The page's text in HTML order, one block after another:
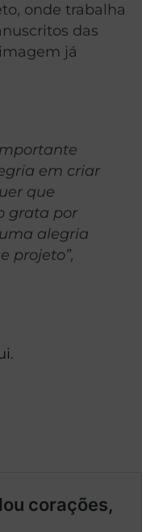
onde trabalha
das
já
em criar
que
grata por
alegria
projeto”,
.